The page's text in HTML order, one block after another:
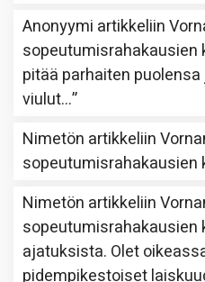
Anonyymi artikkeliin
sopeutumisrahakausien
pitää parhaiten
viulut…”
Nimetön artikkeliin
sopeutumisrahakausien
Nimetön artikkeliin
sopeutumisrahakausien
ajatuksista. Olet
pidempikestoiset